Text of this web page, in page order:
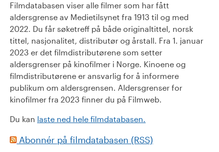
Filmdatabasen viser alle filmer som har fått
aldersgrense av Medietilsynet fra 1913 til og med
2022. Du får søketreff på både originaltittel, norsk
tittel, nasjonalitet, distributør og årstall. Fra 1. januar
2023 er det filmdistributørene som setter
aldersgrenser på kinofilmer i Norge. Kinoene og
filmdistributørene er ansvarlig for å informere
publikum om aldersgrensen. Aldersgrenser for
kinofilmer fra 2023 finner du på Filmweb.
Du kan laste ned hele filmdatabasen.
Abonnér på filmdatabasen (RSS)